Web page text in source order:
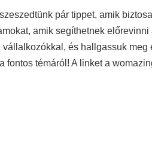
pár tippet, amik
amik segíthetnek
és hallgassuk meg
fontos témáról! A linket a